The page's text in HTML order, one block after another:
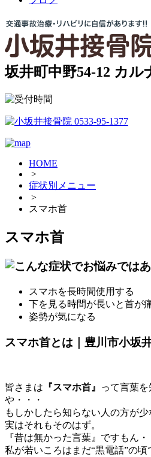
坂井町中野54-12 カル
HOME
>
症状別メニュー
>
スマホ首
スマホ首
スマホを長時間使用する
下を見る時間が長いと首が
姿勢が気になる
スマホ首とは｜豊川市小坂
皆さまは 『スマホ首』
って言葉
や・・・
もしかしたら知らない人の方が少
実はそれもそのはず。
『昔は無かった言葉』ですもん・
私が若いころはまだ“黒電話”の